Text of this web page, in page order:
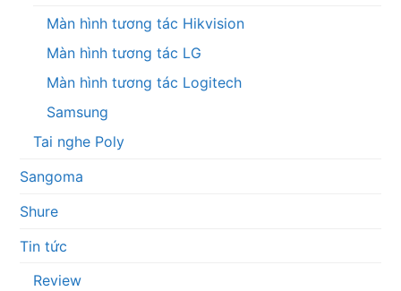
Màn hình tương tác Hikvision
Màn hình tương tác LG
Màn hình tương tác Logitech
Samsung
Tai nghe Poly
Sangoma
Shure
Tin tức
Review